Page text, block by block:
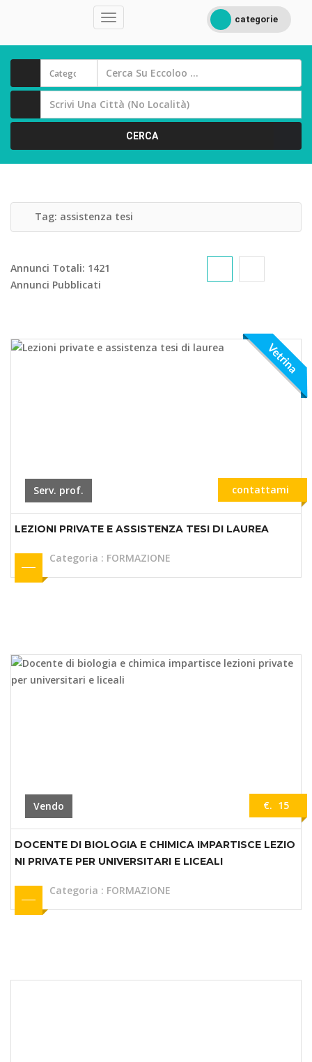
categorie
CERCA
Tag: assistenza tesi
Annunci Totali: 1421
Annunci Pubblicati
Vetrina
Serv. prof. contattami
LEZIONI PRIVATE E ASSISTENZA TESI DI LAUREA
Categoria : FORMAZIONE
Vendo €. 15
DOCENTE DI BIOLOGIA E CHIMICA IMPARTISCE LEZIO
NI PRIVATE PER UNIVERSITARI E LICEALI
Categoria : FORMAZIONE